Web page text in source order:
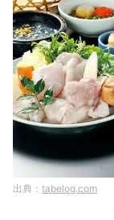
tabelog.com